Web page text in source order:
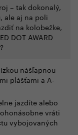
– tak dokonalý,
ale aj na poli
na kolobežke,
DOT AWARD
nášľapnou
plášťami a A-
jazdíte alebo
vráti
vybojovaných